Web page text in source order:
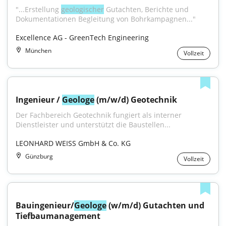
"...Erstellung geologischer Gutachten, Berichte und
Dokumentationen Begleitung von Bohrkampagnen..."
Excellence AG - GreenTech Engineering
München Vollzeit
Ingenieur / Geologe (m/w/d) Geotechnik
Der Fachbereich Geotechnik fungiert als interner
Dienstleister und unterstützt die Baustellen...
LEONHARD WEISS GmbH & Co. KG
Günzburg Vollzeit
Bauingenieur/Geologe (w/m/d) Gutachten und
Tiefbaumanagement